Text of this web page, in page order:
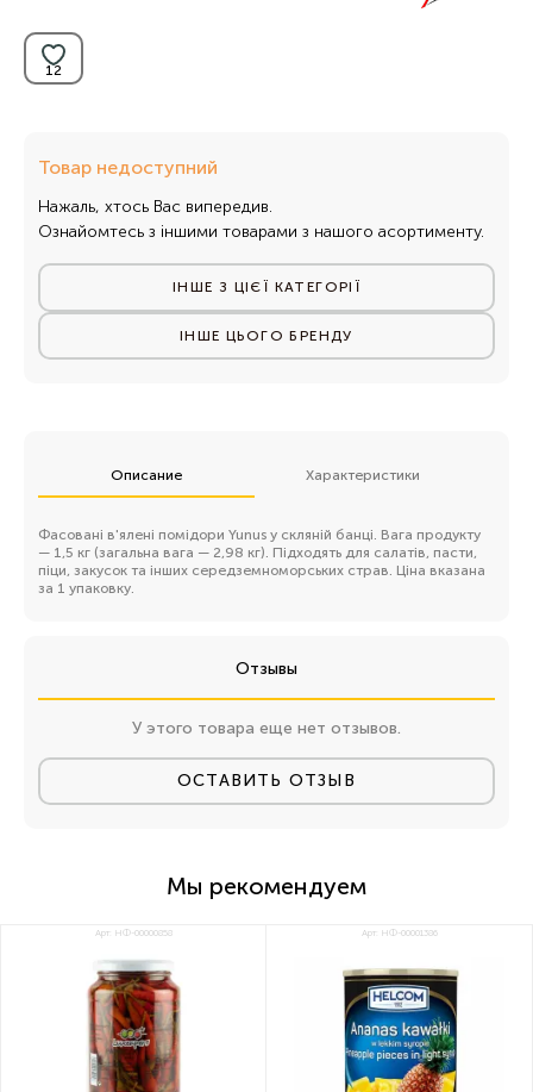
Товар недоступний
Нажаль, хтось Вас випередив.
Ознайомтесь з іншими товарами з нашого асортименту.
ІНШЕ З ЦІЄЇ КАТЕГОРІЇ
ІНШЕ ЦЬОГО БРЕНДУ
Описание Характеристики
Фасовані в'ялені помідори Yunus у скляній банці. Вага продукту
— 1,5 кг (загальна вага — 2,98 кг). Підходять для салатів, пасти,
піци, закусок та інших середземноморських страв. Ціна вказана
за 1 упаковку.
Отзывы
У этого товара еще нет отзывов.
ОСТАВИТЬ ОТЗЫВ
Мы рекомендуем
Арт: НФ-00000858 Арт: НФ-00001386